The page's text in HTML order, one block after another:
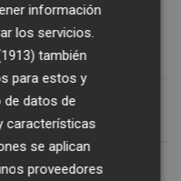
para el
la cuenca.
información
los servicios.
también
para estos y
de datos de
características
se aplican
proveedores